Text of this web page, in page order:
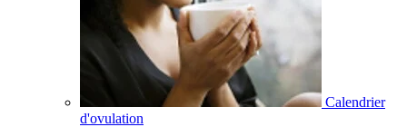
Calendrier
d'ovulation